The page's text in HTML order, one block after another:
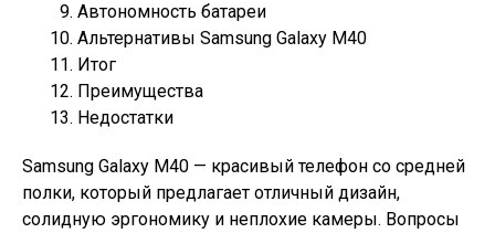
Автономность батареи
Альтернативы Samsung Galaxy M40
Итог
Преимущества
Недостатки
Samsung Galaxy M40 — красивый телефон со средней
полки, который предлагает отличный дизайн,
солидную эргономику и неплохие камеры. Вопросы